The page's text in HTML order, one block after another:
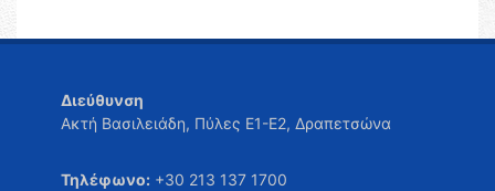
Διεύθυνση
Ακτή Βασιλειάδη, Πύλες Ε1-Ε2, Δραπετσώνα
Τηλέφωνο: +30 213 137 1700